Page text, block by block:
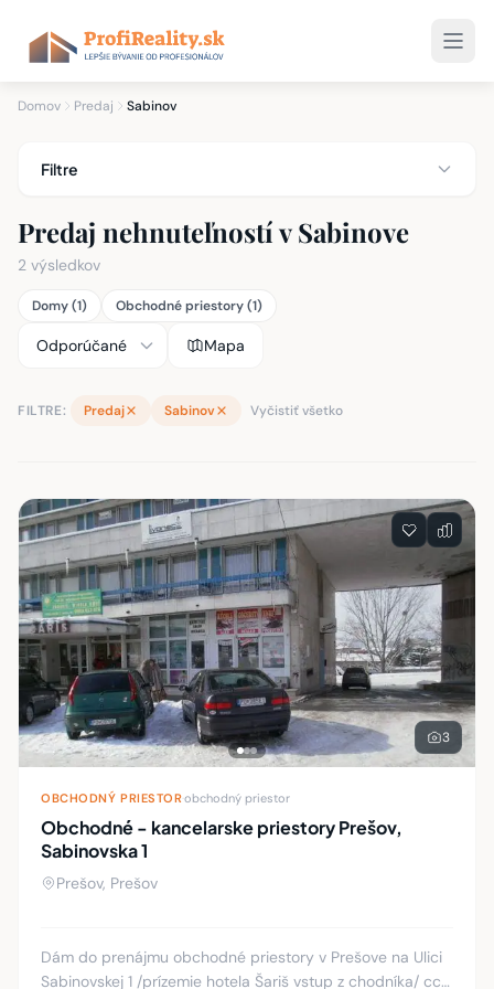
Domov Predaj Sabinov
Filtre
Predaj nehnuteľností v Sabinove
2 výsledkov
Domy (1) Obchodné priestory (1)
Mapa
FILTRE: Predaj Sabinov Vyčistiť všetko
Zoznam nehnuteľností
3
OBCHODNÝ PRIESTOR·obchodný priestor
Obchodné - kancelarske priestory Prešov,
Sabinovska 1
Prešov, Prešov
Dám do prenájmu obchodné priestory v Prešove na Ulici
Sabinovskej 1 /prízemie hotela Šariš vstup z chodníka/ cca